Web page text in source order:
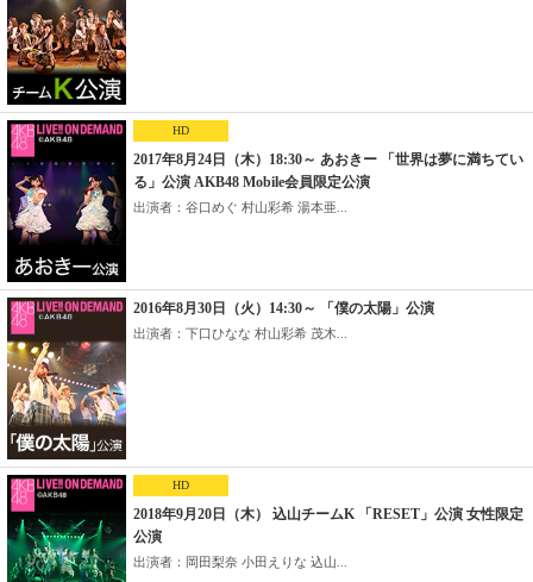
HD
2017年8月24日（木）18:30～ あおきー 「世界は夢に満ちてい
る」公演 AKB48 Mobile会員限定公演
出演者：谷口めぐ 村山彩希 湯本亜...
2016年8月30日（火）14:30～ 「僕の太陽」公演
出演者：下口ひなな 村山彩希 茂木...
HD
2018年9月20日（木） 込山チームK 「RESET」公演 女性限定
公演
出演者：岡田梨奈 小田えりな 込山...